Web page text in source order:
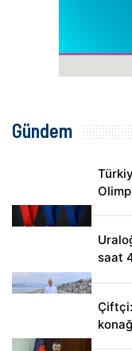
Gündem
saat